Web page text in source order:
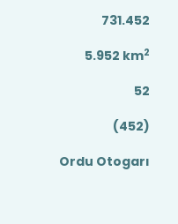
731.452
5.952 km2
52
(452)
Ordu Otogarı